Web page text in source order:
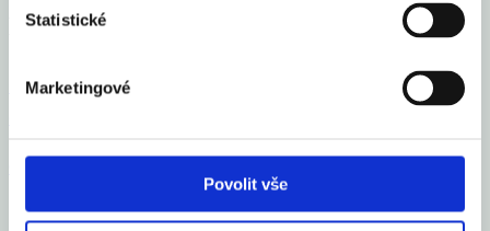
Statistické
Marketingové
Povolit vše
Mohlo by Vás zajímat
Česko se zařadilo mezi 16 elitních světových gastro